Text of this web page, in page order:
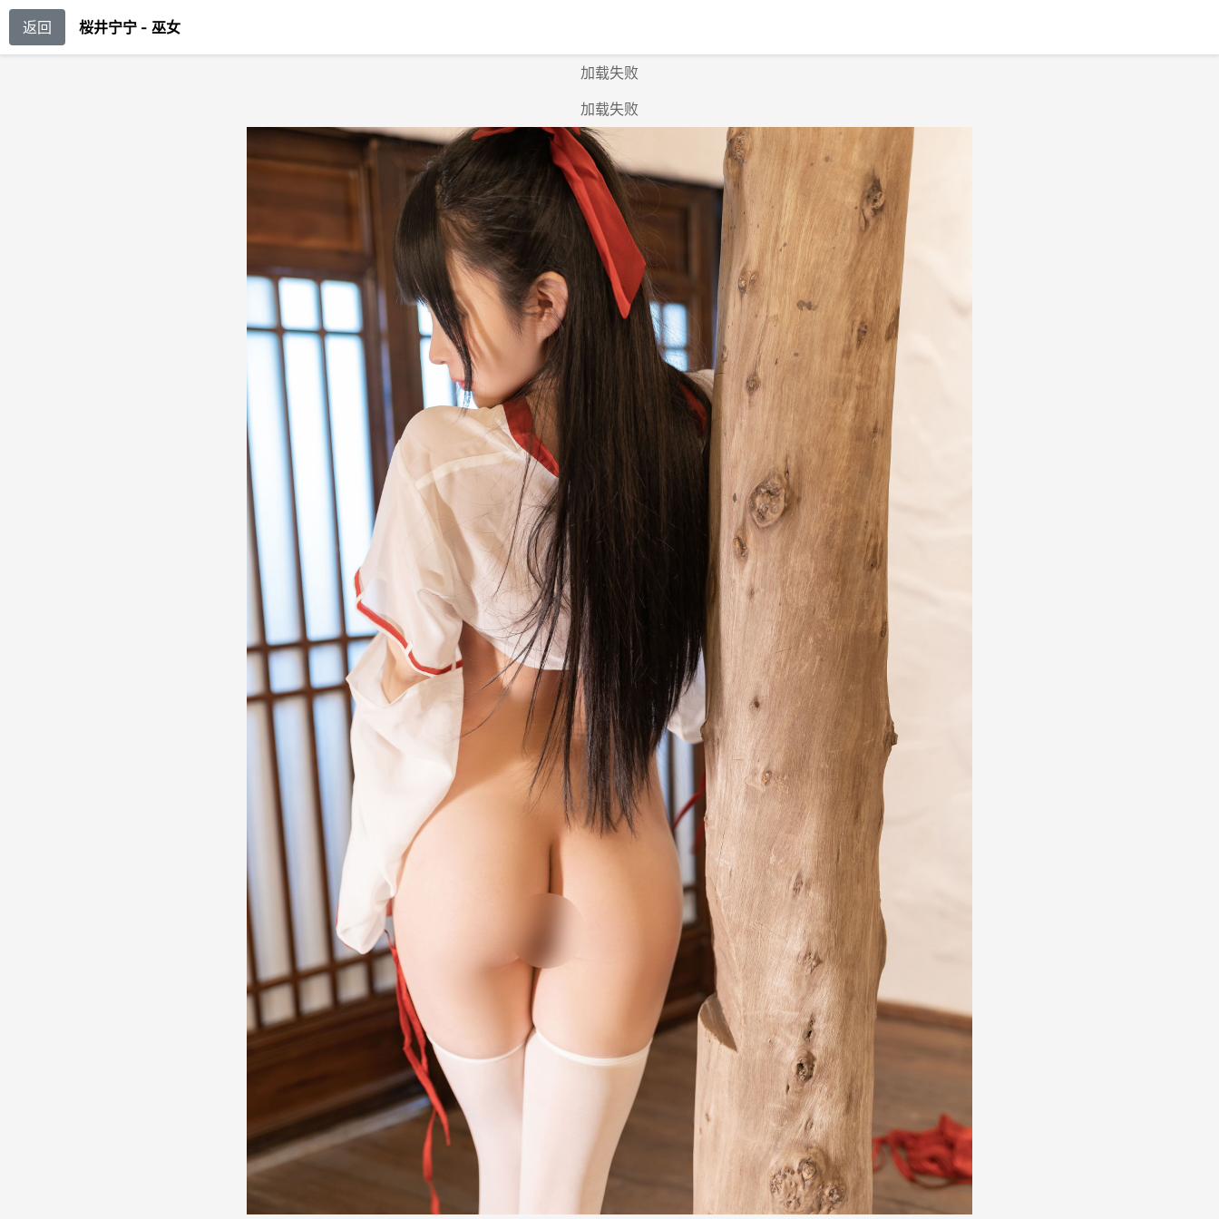
返回 桜井宁宁 - 巫女
加载失败
加载失败